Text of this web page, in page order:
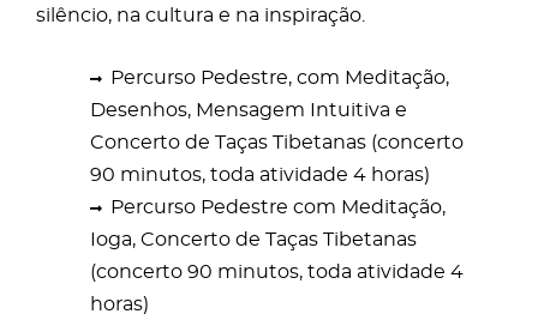
silêncio, na cultura e na inspiração.
Percurso Pedestre, com Meditação,
Desenhos, Mensagem Intuitiva e
Concerto de Taças Tibetanas (concerto
90 minutos, toda atividade 4 horas)
Percurso Pedestre com Meditação,
Ioga, Concerto de Taças Tibetanas
(concerto 90 minutos, toda atividade 4
horas)